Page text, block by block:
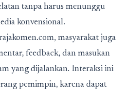
tanpa harus menunggu
konvensional.
masyarakat juga
feedback, dan masukan
yang dijalankan. Interaksi ini
pemimpin, karena dapat